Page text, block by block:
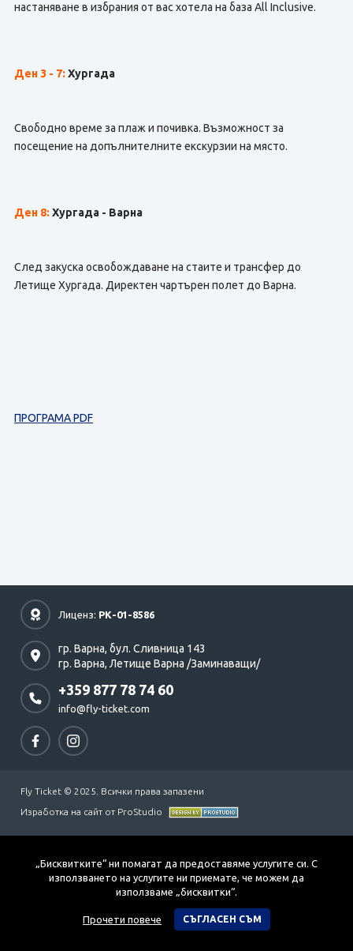
настаняване в избрания от вас хотела на база All Inclusive.
Ден 3 - 7: Хургада
Свободно време за плаж и почивка. Възможност за
посещение на допълнителните екскурзии на място.
Ден 8: Хургада - Варна
След закуска освобождаване на стаите и трансфер до
Летище Хургада. Директен чартърен полет до Варна.
ПРОГРАМА PDF
Лиценз: РК-01-8586
гр. Варна, бул. Сливница 143
гр. Варна, Летище Варна /Заминаващи/
+359 877 78 74 60
info@fly-ticket.com
Fly Ticket © 2025. Всички права запазени
Изработка на сайт от ProStudio
„Бисквитките“ ни помагат да предоставяме услугите си. С
използването на услугите ни приемате, че можем да
използваме „бисквитки“.
Прочети повече СЪГЛАСЕН СЪМ